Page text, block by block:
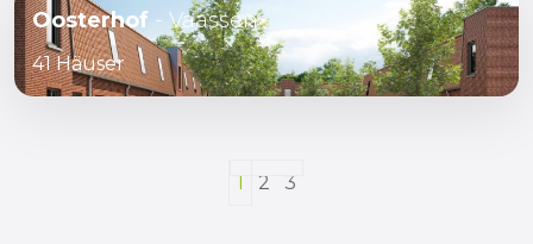
Oosterhof - Vaassen
41 Häuser
1 2 3